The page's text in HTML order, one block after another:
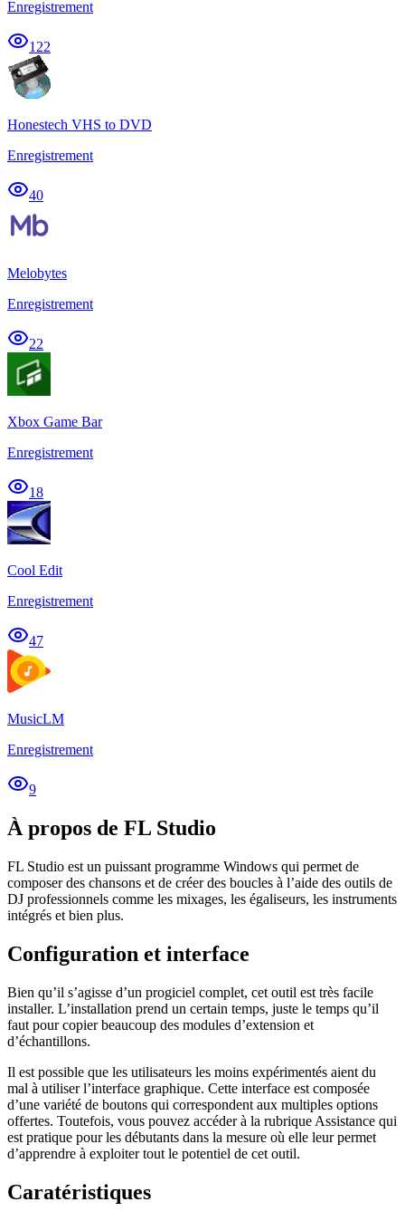
Enregistrement
122
Honestech VHS to DVD
Enregistrement
40
Melobytes
Enregistrement
22
Xbox Game Bar
Enregistrement
18
Cool Edit
Enregistrement
47
MusicLM
Enregistrement
9
À propos de FL Studio
FL Studio est un puissant programme Windows qui permet de
composer des chansons et de créer des boucles à l’aide des outils de
DJ professionnels comme les mixages, les égaliseurs, les instruments
intégrés et bien plus.
Configuration et interface
Bien qu’il s’agisse d’un progiciel complet, cet outil est très facile
installer. L’installation prend un certain temps, juste le temps qu’il
faut pour copier beaucoup des modules d’extension et
d’échantillons.
Il est possible que les utilisateurs les moins expérimentés aient du
mal à utiliser l’interface graphique. Cette interface est composée
d’une variété de boutons qui correspondent aux multiples options
offertes. Toutefois, vous pouvez accéder à la rubrique Assistance qui
est pratique pour les débutants dans la mesure où elle leur permet
d’apprendre à exploiter tout le potentiel de cet outil.
Caratéristiques